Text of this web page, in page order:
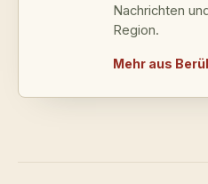
Nachrichten
Region.
Mehr aus